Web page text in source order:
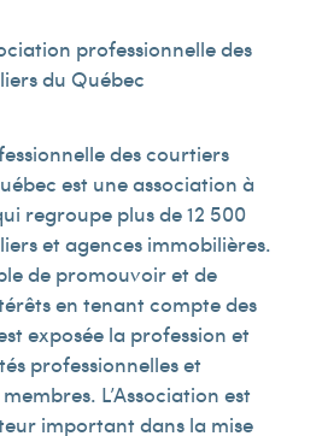
professionnelle des
du Québec
des courtiers
est une association à
regroupe plus de 12 500
et agences immobilières.
de promouvoir et de
en tenant compte des
exposée la profession et
professionnelles et
L’Association est
important dans la mise